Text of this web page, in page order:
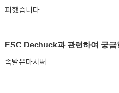
피했습니다
족발은마시써